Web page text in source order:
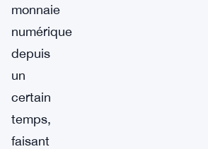
monnaie
numérique
depuis
un
certain
temps,
faisant